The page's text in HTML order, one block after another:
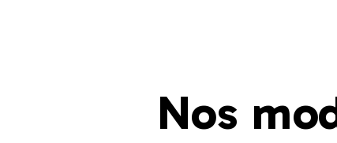
Nos